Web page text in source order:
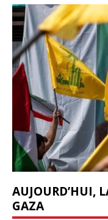
AUJOURD’HUI,
GAZA